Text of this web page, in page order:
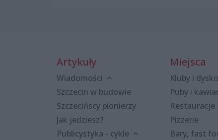
Artykuły
Wiadomości
Szczecin w budowie
Szczecińscy pionierzy
Jak jedziesz?
Publicystyka - cykle
Miejsca
Kluby i
Puby i
Restauracje
Pizzerie
Bary, fast